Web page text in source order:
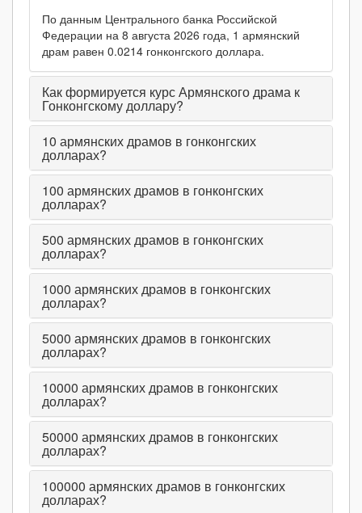
По данным Центрального банка Российской
Федерации на 8 августа 2026 года, 1 армянский
драм равен 0.0214 гонконгского доллара.
Как формируется курс Армянского драма к
Гонконгскому доллару?
10 армянских драмов в гонконгских
долларах?
100 армянских драмов в гонконгских
долларах?
500 армянских драмов в гонконгских
долларах?
1000 армянских драмов в гонконгских
долларах?
5000 армянских драмов в гонконгских
долларах?
10000 армянских драмов в гонконгских
долларах?
50000 армянских драмов в гонконгских
долларах?
100000 армянских драмов в гонконгских
долларах?